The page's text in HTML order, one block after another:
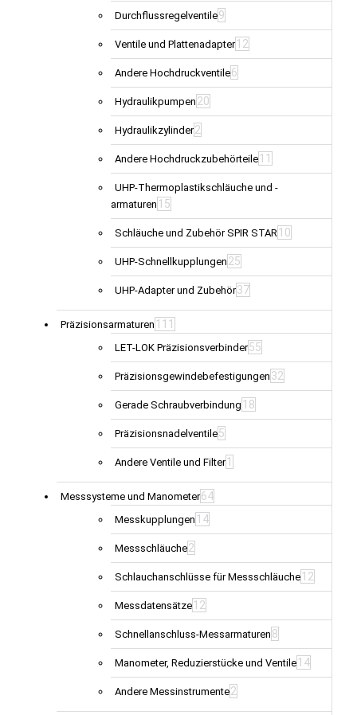
Durchflussregelventile9
Ventile und Plattenadapter 12
Andere Hochdruckventile6
Hydraulikpumpen 20
Hydraulikzylinder2
Andere Hochdruckzubehörteile 11
UHP-Thermoplastikschläuche und -
armaturen 15
Schläuche und Zubehör SPIR STAR 10
UHP-Schnellkupplungen 25
UHP-Adapter und Zubehör37
Präzisionsarmaturen 111
LET-LOK Präzisionsverbinder55
Präzisionsgewindebefestigungen 32
Gerade Schraubverbindung 18
Präzisionsnadelventile5
Andere Ventile und Filter 1
Messsysteme und Manometer64
Messkupplungen 14
Messschläuche2
Schlauchanschlüsse für Messschläuche 12
Messdatensätze 12
Schnellanschluss-Messarmaturen 8
Manometer, Reduzierstücke und Ventile 14
Andere Messinstrumente2